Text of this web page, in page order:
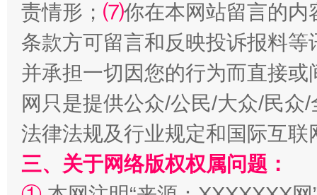
扯下公款旅游的“隐身衣” 如何以
责情形； ⑺你在本网站留言的内
条款方可留言和反映投诉报料
并承担一切因您的行为而直接
网只是提供公众/公民/大众/民
法律法规及行业规定和国际互
三、关于网络版权权属问题：